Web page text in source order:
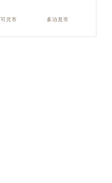
可児市
多治見市